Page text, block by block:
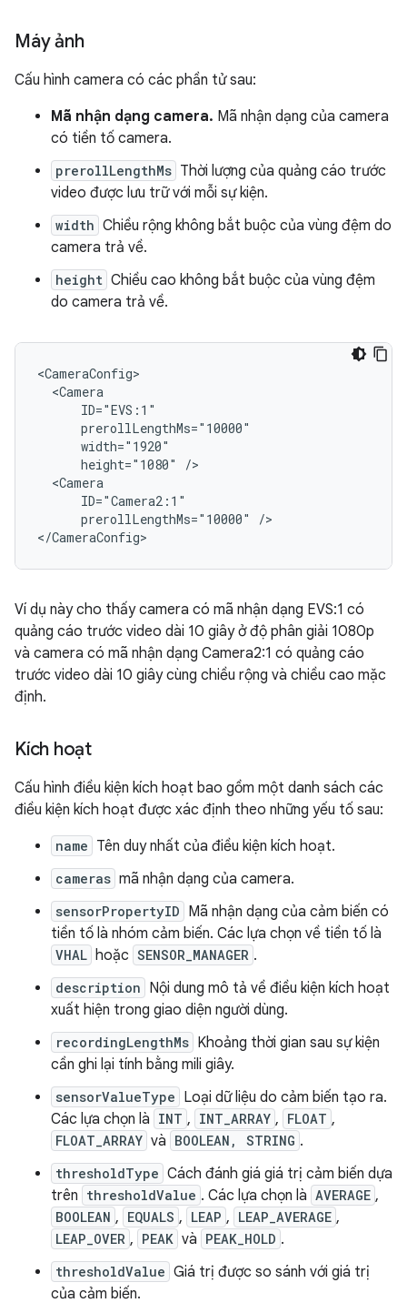
Máy ảnh
Cấu hình camera có các phần tử sau:
Mã nhận dạng camera. Mã nhận dạng của camera
có tiền tố camera.
prerollLengthMs Thời lượng của quảng cáo trước
video được lưu trữ với mỗi sự kiện.
width Chiều rộng không bắt buộc của vùng đệm do
camera trả về.
height Chiều cao không bắt buộc của vùng đệm
do camera trả về.
<CameraConfig>
  <Camera
      ID="EVS:1"
      prerollLengthMs="10000"
      width="1920"
      height="1080" />
  <Camera
      ID="Camera2:1"
      prerollLengthMs="10000" />
Ví dụ này cho thấy camera có mã nhận dạng EVS:1 có
quảng cáo trước video dài 10 giây ở độ phân giải 1080p
và camera có mã nhận dạng Camera2:1 có quảng cáo
trước video dài 10 giây cùng chiều rộng và chiều cao mặc
định.
Kích hoạt
Cấu hình điều kiện kích hoạt bao gồm một danh sách các
điều kiện kích hoạt được xác định theo những yếu tố sau:
name Tên duy nhất của điều kiện kích hoạt.
cameras mã nhận dạng của camera.
sensorPropertyID Mã nhận dạng của cảm biến có
tiền tố là nhóm cảm biến. Các lựa chọn về tiền tố là
VHAL hoặc SENSOR_MANAGER .
description Nội dung mô tả về điều kiện kích hoạt
xuất hiện trong giao diện người dùng.
recordingLengthMs Khoảng thời gian sau sự kiện
cần ghi lại tính bằng mili giây.
sensorValueType Loại dữ liệu do cảm biến tạo ra.
Các lựa chọn là INT , INT_ARRAY , FLOAT ,
FLOAT_ARRAY và BOOLEAN, STRING .
thresholdType Cách đánh giá giá trị cảm biến dựa
trên thresholdValue . Các lựa chọn là AVERAGE ,
BOOLEAN , EQUALS , LEAP , LEAP_AVERAGE ,
LEAP_OVER , PEAK và PEAK_HOLD .
thresholdValue Giá trị được so sánh với giá trị
của cảm biến.